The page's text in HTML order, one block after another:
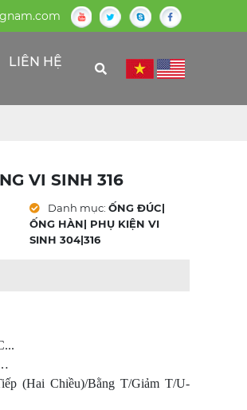
LIÊN HỆ
VI SINH 316
Danh mục: ỐNG ĐÚC|
ỐNG HÀN| PHỤ KIỆN VI
SINH 304|316
(Hai Chiều)/Bằng T/Giảm T/U-